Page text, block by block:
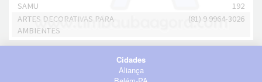
SAMU
192
ARTES DECORATIVAS PARA
AMBIENTES
(81) 9 9964-3026
Cidades
Aliança